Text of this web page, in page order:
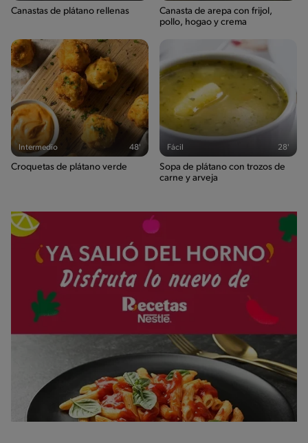
Canastas de plátano rellenas
Canasta de arepa con frijol,
pollo, hogao y crema
Intermedio 48'
Croquetas de plátano verde
Fácil 28'
Sopa de plátano con trozos de
carne y arveja